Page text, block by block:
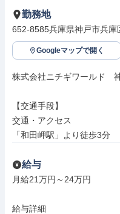
勤務地
652-8585兵庫県神戸市兵
Googleマップで開く
株式会社ニチギワールド　
【交通手段】
交通・アクセス
「和田岬駅」より徒歩3分
給与
月給21万円～24万円
給与詳細